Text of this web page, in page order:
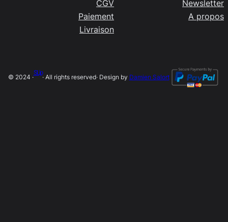
CGV
Paiement
Livraison
Newsletter
A propos
© 2024 ·
SLip
· All rights reserved· Design by Damien Salort